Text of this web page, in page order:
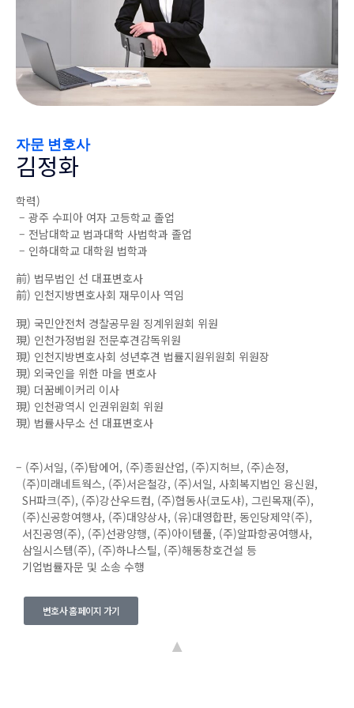
자문 변호사
김정화
학력)
– 광주 수피아 여자 고등학교 졸업
– 전남대학교 법과대학 사법학과 졸업
– 인하대학교 대학원 법학과
前) 법무법인 선 대표변호사
前) 인천지방변호사회 재무이사 역임
現) 국민안전처 경찰공무원 징계위원회 위원
現) 인천가정법원 전문후견감독위원
現) 인천지방변호사회 성년후견 법률지원위원회 위원장
現) 외국인을 위한 마을 변호사
現) 더꿈베이커리 이사
現) 인천광역시 인권위원회 위원
現) 법률사무소 선 대표변호사
– (주)서일, (주)탑에어, (주)종원산업, (주)지허브, (주)손정,
(주)미래네트웍스, (주)서은철강, (주)서일, 사회복지법인 융신원,
SH파크(주), (주)강산우드컴, (주)협동사(코도샤), 그린목재(주),
(주)신공항여행사, (주)대양상사, (유)대영합판, 동인당제약(주),
서진공영(주), (주)선광양행, (주)아이템풀, (주)알파항공여행사,
삼일시스템(주), (주)하나스틸, (주)해동창호건설 등
기업법률자문 및 소송 수행
변호사 홈페이지 가기